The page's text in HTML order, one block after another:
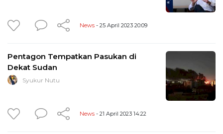
News - 25 April 2023 20:09
Pentagon Tempatkan Pasukan di
Dekat Sudan
Syukur Nutu
News - 21 April 2023 14:22